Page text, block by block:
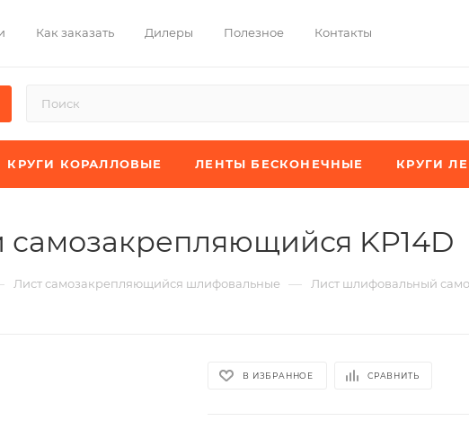
Как заказать Дилеры Полезное Контакты
КРУГИ КОРАЛЛОВЫЕ ЛЕНТЫ БЕСКОНЕЧНЫЕ КРУГИ
KP14D
Лист самозакрепляющийся шлифовальные — Лист шлифовальный
В ИЗБРАННОЕ СРАВНИТЬ